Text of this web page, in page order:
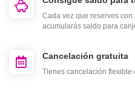
Cada vez que reserves
acumularás saldo para
Cancelación gratuita
Tienes cancelación flexible